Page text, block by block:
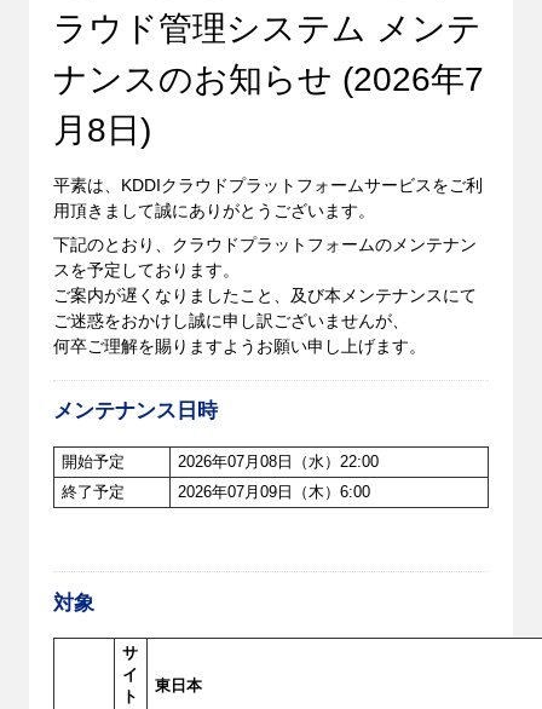
ラウド管理システム メンテ
ナンスのお知らせ (2026年7
月8日)
平素は、KDDIクラウドプラットフォームサービスをご利
用頂きまして誠にありがとうございます。
下記のとおり、クラウドプラットフォームのメンテナン
スを予定しております。
ご案内が遅くなりましたこと、及び本メンテナンスにて
ご迷惑をおかけし誠に申し訳ございませんが、
何卒ご理解を賜りますようお願い申し上げます。
メンテナンス日時
開始予定
2026年07月08日（水）22:00
終了予定
2026年07月09日（木）6:00
対象
サ
イ
ト
東日本